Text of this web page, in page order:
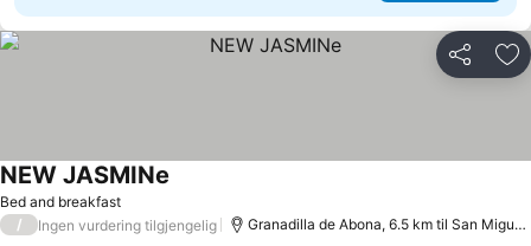
Del
Bed and breakfast
NEW JASMINe
/ Ingen vurdering tilgjengelig Granadilla de Abona, 6.5 km til San Miguel de Abona